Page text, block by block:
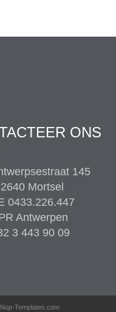
ONS
145
Mortsel
0433.226.447
Antwerpen
3 443 90 09
Nop-Templates.com